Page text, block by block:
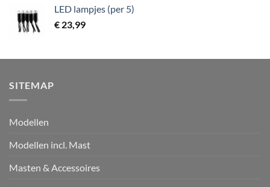
LED lampjes (per 5)
€ 23,99
SITEMAP
Modellen
Modellen incl. Mast
Masten & Accessoires